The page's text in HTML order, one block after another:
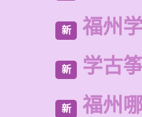
新 福州
新 学古
新 福州